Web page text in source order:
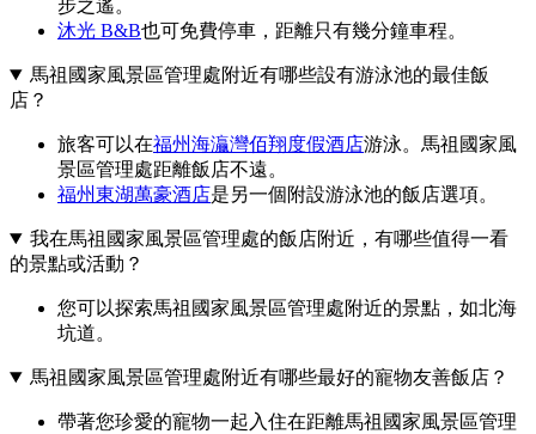
步之遙。
沐光 B&B也可免費停車，距離只有幾分鐘車程。
馬祖國家風景區管理處附近有哪些設有游泳池的最佳飯
店？
旅客可以在福州海灜灣佰翔度假酒店游泳。馬祖國家風
景區管理處距離飯店不遠。
福州東湖萬豪酒店是另一個附設游泳池的飯店選項。
我在馬祖國家風景區管理處的飯店附近，有哪些值得一看
的景點或活動？
您可以探索馬祖國家風景區管理處附近的景點，如北海
坑道。
馬祖國家風景區管理處附近有哪些最好的寵物友善飯店？
帶著您珍愛的寵物一起入住在距離馬祖國家風景區管理